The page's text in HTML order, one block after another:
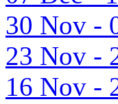
30 Nov -
23 Nov -
16 Nov -